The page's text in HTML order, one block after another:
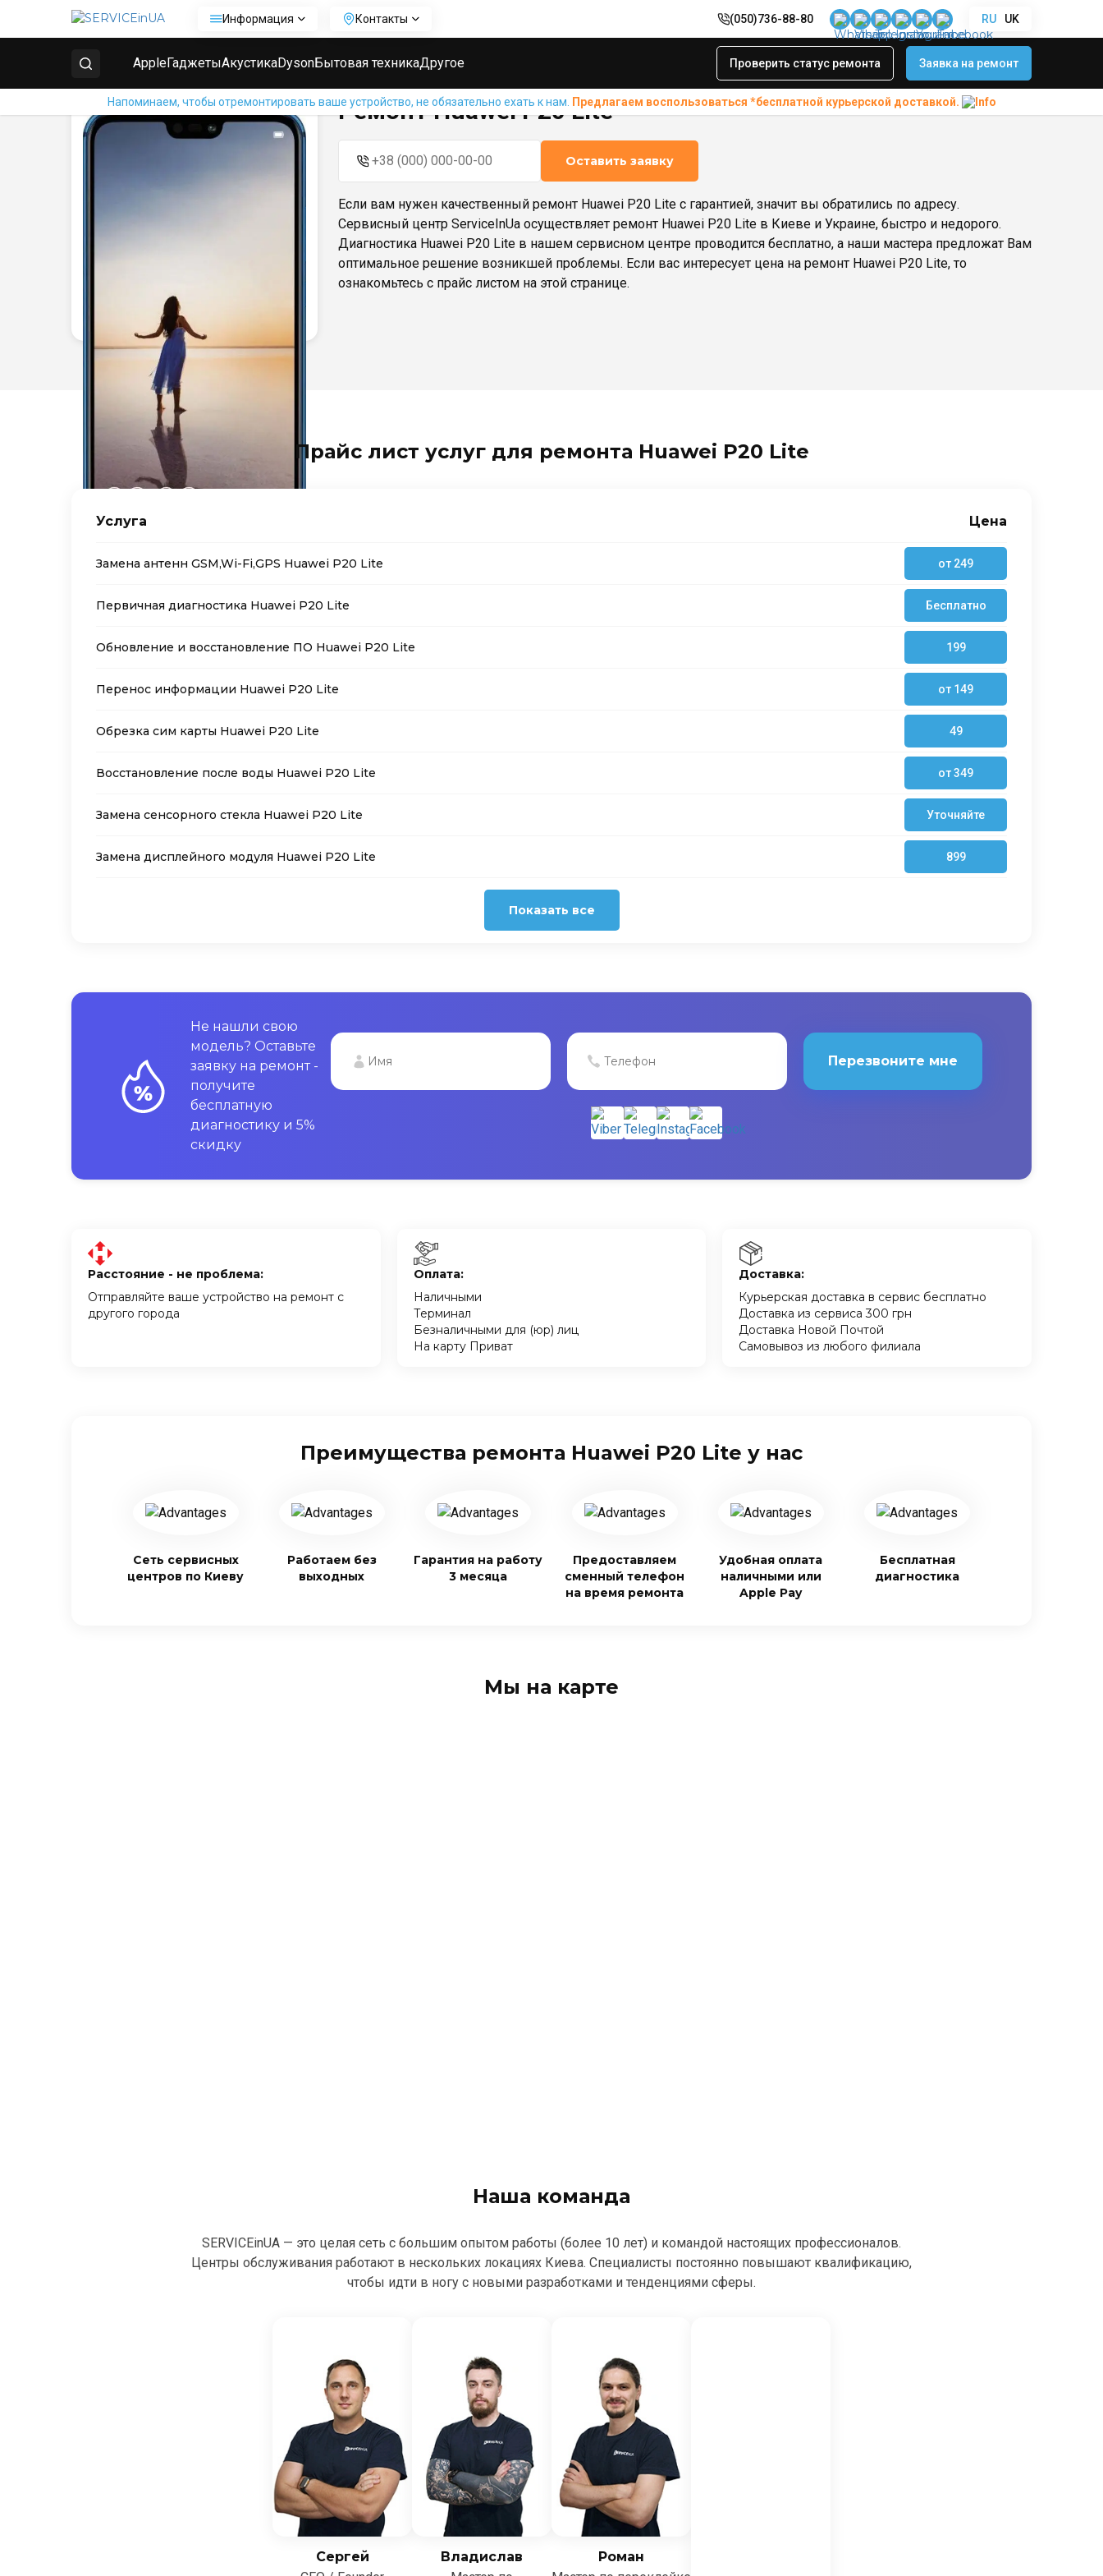
Информация Контакты (050)736-88-80 RU UK
AppleГаджетыАкустикаDysonБытовая техникаДругое Проверить статус ремонта Заявка на ремонт
Напоминаем, чтобы отремонтировать ваше устройство, не обязательно ехать к нам. Предлагаем воспользоваться *бесплатной курьерской доставкой.
Главная Ремонт телефонов Huawei Ремонт Huawei P20 Lite
Ремонт Huawei P20 Lite
Оставить заявку
Если вам нужен качественный ремонт Huawei P20 Lite с гарантией, значит вы обратились по адресу.
Сервисный центр ServiceInUa осуществляет ремонт Huawei P20 Lite в Киеве и Украине, быстро и недорого.
Диагностика Huawei P20 Lite в нашем сервисном центре проводится бесплатно, а наши мастера предложат Вам
оптимальное решение возникшей проблемы. Если вас интересует цена на ремонт Huawei P20 Lite, то
ознакомьтесь с прайс листом на этой странице.
Прайс лист услуг для ремонта Huawei P20 Lite
Услуга Цена
Замена антенн GSM,Wi-Fi,GPS Huawei P20 Lite от 249
Первичная диагностика Huawei P20 Lite Бесплатно
Обновление и восстановление ПО Huawei P20 Lite 199
Перенос информации Huawei P20 Lite от 149
Обрезка сим карты Huawei P20 Lite 49
Восстановление после воды Huawei P20 Lite от 349
Замена сенсорного стекла Huawei P20 Lite Уточняйте
Замена дисплейного модуля Huawei P20 Lite 899
Показать все
Не нашли свою
модель? Оставьте
заявку на ремонт -
получите
бесплатную
диагностику и 5%
скидку
Перезвоните мне
Расстояние - не проблема:
Отправляйте ваше устройство на ремонт с
другого города
Оплата:
Наличными
Терминал
Безналичными для (юр) лиц
На карту Приват
Доставка:
Курьерская доставка в сервис бесплатно
Доставка из сервиса 300 грн
Доставка Новой Почтой
Самовывоз из любого филиала
Преимущества ремонта Huawei P20 Lite у нас
Сеть сервисных
центров по Киеву
Работаем без
выходных
Гарантия на работу
3 месяца
Предоставляем
сменный телефон
на время ремонта
Удобная оплата
наличными или
Apple Pay
Бесплатная
диагностика
Мы на карте
Наша команда
SERVICEinUA — это целая сеть с большим опытом работы (более 10 лет) и командой настоящих профессионалов.
Центры обслуживания работают в нескольких локациях Киева. Специалисты постоянно повышают квалификацию,
чтобы идти в ногу с новыми разработками и тенденциями сферы.
Сергей
Владислав
Роман